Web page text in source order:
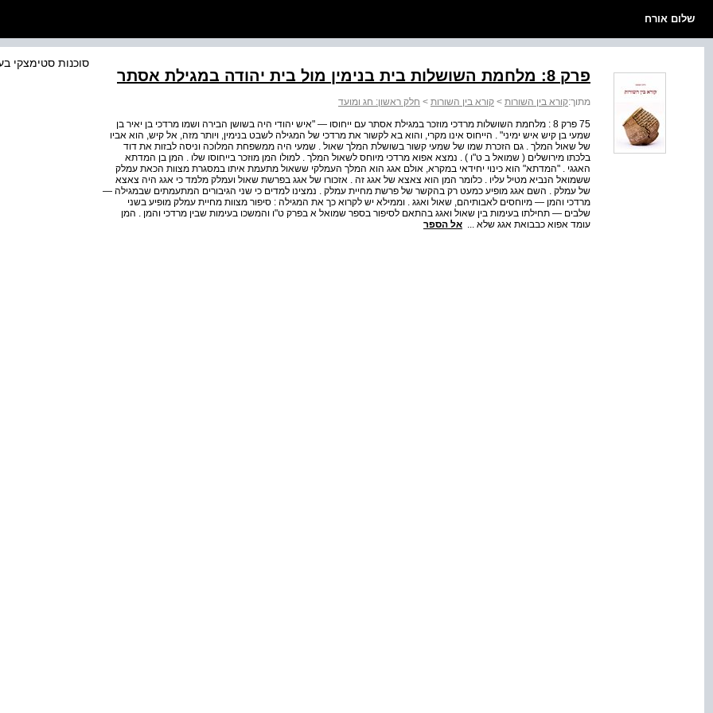
שלום אורח
פרק 8: מלחמת השושלות בית בנימין מול בית יהודה במגילת אסתר
מתוך:קורא בין השורות > קורא בין השורות > חלק ראשון: חג ומועד
75 פרק 8 : מלחמת השושלות מרדכי מוזכר במגילת אסתר עם ייחוסו — "איש יהודי היה בשושן הבירה ושמו מרדכי בן יאיר בן
שמעי בן קיש איש ימיני" . הייחוס אינו מקרי, והוא בא לקשור את מרדכי של המגילה לשבט בנימין, ויותר מזה, אל קיש, הוא אביו
של שאול המלך . גם הזכרת שמו של שמעי קשור בשושלת המלך שאול . שמעי היה ממשפחת המלוכה וניסה לבזות את דוד
בלכתו מירושלים ( שמואל ב ט"ו ) . נמצא אפוא מרדכי מיוחס לשאול המלך . למולו המן מוזכר בייחוסו שלו . המן בן המדתא
האגגי . "המדתא" הוא כינוי יחידאי במקרא, אולם אגג הוא המלך העמלקי ששאול מתעמת איתו במסגרת מצוות הכאת עמלק
ששמואל הנביא מטיל עליו . כלומר המן הוא צאצא של אגג זה . אזכורו של אגג בפרשת שאול ועמלק מלמד כי אגג היה צאצא
של עמלק . השם אגג מופיע כמעט רק בהקשר של פרשת מחיית עמלק . נמצינו למדים כי שני הגיבורים המתעמתים שבמגילה —
מרדכי והמן — מיוחסים לאבותיהם, שאול ואגג . וממילא יש לקרוא כך את המגילה : סיפור מצוות מחיית עמלק מופיע בשני
שלבים — תחילתו בעימות בין שאול ואגג בהתאם לסיפור בספר שמואל א בפרק ט"ו והמשכו בעימות שבין מרדכי והמן . המן
עומד אפוא כבבואת אגג שלא ... אל הספר
סוכנות סטימצקי